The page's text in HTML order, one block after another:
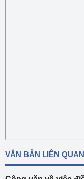
VĂN BẢN LIÊN QUAN